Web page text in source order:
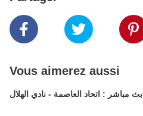
Vous aimerez aussi
بث مباشر : اتحاد العاصمة - نادي الهلال